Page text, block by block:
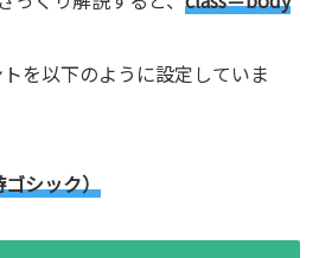
を以下のように設定していま
シック）